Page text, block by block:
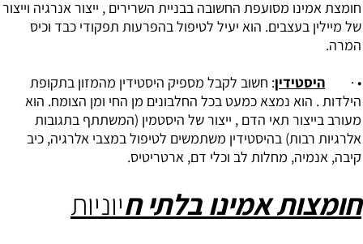
חומצת אמינו מסועפת החשובה בבניית השרירים , ייצור אנרגיה וייצור
של מיילין בעצבים. הוא יעיל לטיפול בהפרעות תפקודי כבד וכיס
המרה.
• · היסטידין: חשוב לקבל מספיק היסטידין מהמזון בתקופת
הילדות . הוא נמצא כמעט בכל החלבונים מן החי ומן הצומח. הוא
מעורב בייצור תאי הדם , ייצור של היסטמין (המשתתף בתגובות
אלרגיות רבות) בהיסטידין משתמשים לטיפול במצבי אלרגיה, כיב
קיבה, אנמיה, מחלות לב וכלי דם, ארטריטיס.
חומצות אמינובלתי חיוניות